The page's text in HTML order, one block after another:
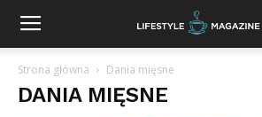
Strona główna Dania mięsne
DANIA MIĘSNE